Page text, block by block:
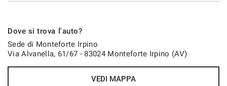
48 Mesi
Dove si trova l'auto?
Sede di Monteforte Irpino
Via Alvanella, 61/67 - 83024 Monteforte Irpino (AV)
VEDI MAPPA